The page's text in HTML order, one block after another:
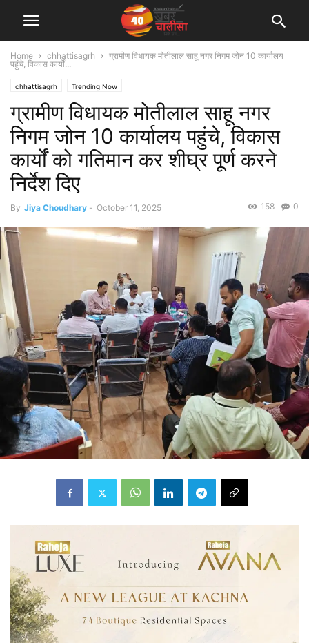
Home chhattisagrh
ग्रामीण विधायक मोतीलाल साहू नगर निगम जोन 10 कार्यालय
पहुंचे, विकास कार्यों...
chhattisagrh Trending Now
ग्रामीण विधायक मोतीलाल साहू नगर
निगम जोन 10 कार्यालय पहुंचे, विकास
कार्यों को गतिमान कर शीघ्र पूर्ण करने
निर्देश दिए
By Jiya Choudhary - October 11, 2025 0
158